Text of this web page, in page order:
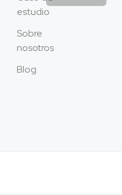
estudio
Sobre
nosotros
Blog